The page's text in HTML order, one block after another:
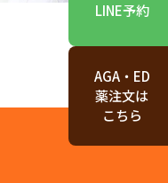
LINE予約
AGA・ED
薬注文は
こちら